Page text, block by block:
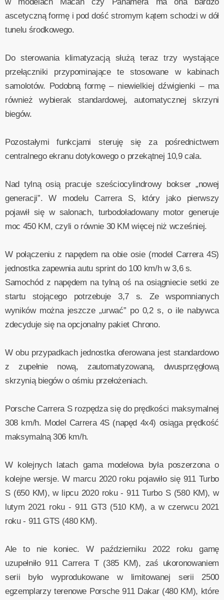
w modelach Macan czy Panamera ma ona bardzo
ascetyczną formę i pod dość stromym kątem schodzi w dół
tunelu środkowego.
Do sterowania klimatyzacją służą teraz trzy wystające
przełączniki przypominające te stosowane w kabinach
samolotów. Podobną formę – niewielkiej dźwigienki – ma
również wybierak standardowej, automatycznej skrzyni
biegów.
Pozostałymi funkcjami steruję się za pośrednictwem
centralnego ekranu dotykowego o przekątnej 10,9 cala.
Nad tylną osią pracuje sześciocylindrowy bokser „nowej
generacji”. W modelu Carrera S, który jako pierwszy
pojawił się w salonach, turbodoładowany motor generuje
moc 450 KM, czyli o równie 30 KM więcej niż wcześniej.
W połączeniu z napędem na obie osie (model Carrera 4S)
jednostka zapewnia autu sprint do 100 km/h w 3,6 s.
Samochód z napędem na tylną oś na osiągniecie setki ze
startu stojącego potrzebuje 3,7 s. Ze wspomnianych
wyników można jeszcze „urwać” po 0,2 s, o ile nabywca
zdecyduje się na opcjonalny pakiet Chrono.
W obu przypadkach jednostka oferowana jest standardowo
z zupełnie nową, zautomatyzowaną, dwusprzęgłową
skrzynią biegów o ośmiu przełożeniach.
Porsche Carrera S rozpędza się do prędkości maksymalnej
308 km/h. Model Carrera 4S (napęd 4x4) osiąga prędkość
maksymalną 306 km/h.
W kolejnych latach gama modelowa była poszerzona o
kolejne wersje. W marcu 2020 roku pojawiło się 911 Turbo
S (650 KM), w lipcu 2020 roku - 911 Turbo S (580 KM), w
lutym 2021 roku - 911 GT3 (510 KM), a w czerwcu 2021
roku - 911 GTS (480 KM).
Ale to nie koniec. W październiku 2022 roku gamę
uzupełniło 911 Carrera T (385 KM), zaś ukoronowaniem
serii było wyprodukowane w limitowanej serii 2500
egzemplarzy terenowe Porsche 911 Dakar (480 KM), które